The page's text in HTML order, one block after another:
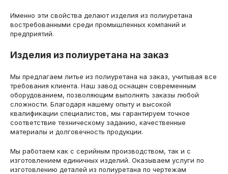
Именно эти свойства делают изделия из полиуретана
востребованными среди промышленных компаний и
предприятий.
Изделия из полиуретана на заказ
Мы предлагаем литье из полиуретана на заказ, учитывая все
требования клиента. Наш завод оснащен современным
оборудованием, позволяющим выполнять заказы любой
сложности. Благодаря нашему опыту и высокой
квалификации специалистов, мы гарантируем точное
соответствие техническому заданию, качественные
материалы и долговечность продукции.
Мы работаем как с серийным производством, так и с
изготовлением единичных изделий. Оказываем услуги по
изготовлению деталей из полиуретана по чертежам